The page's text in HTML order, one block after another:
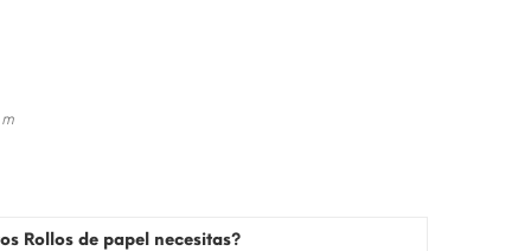
Rollos de papel necesitas?